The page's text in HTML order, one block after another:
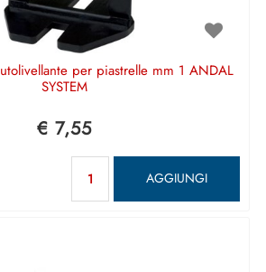
per piastrelle mm 1 ANDAL
SYSTEM
€ 7,55
AGGIUNGI